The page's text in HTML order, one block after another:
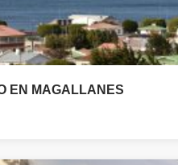
EN MAGALLANES